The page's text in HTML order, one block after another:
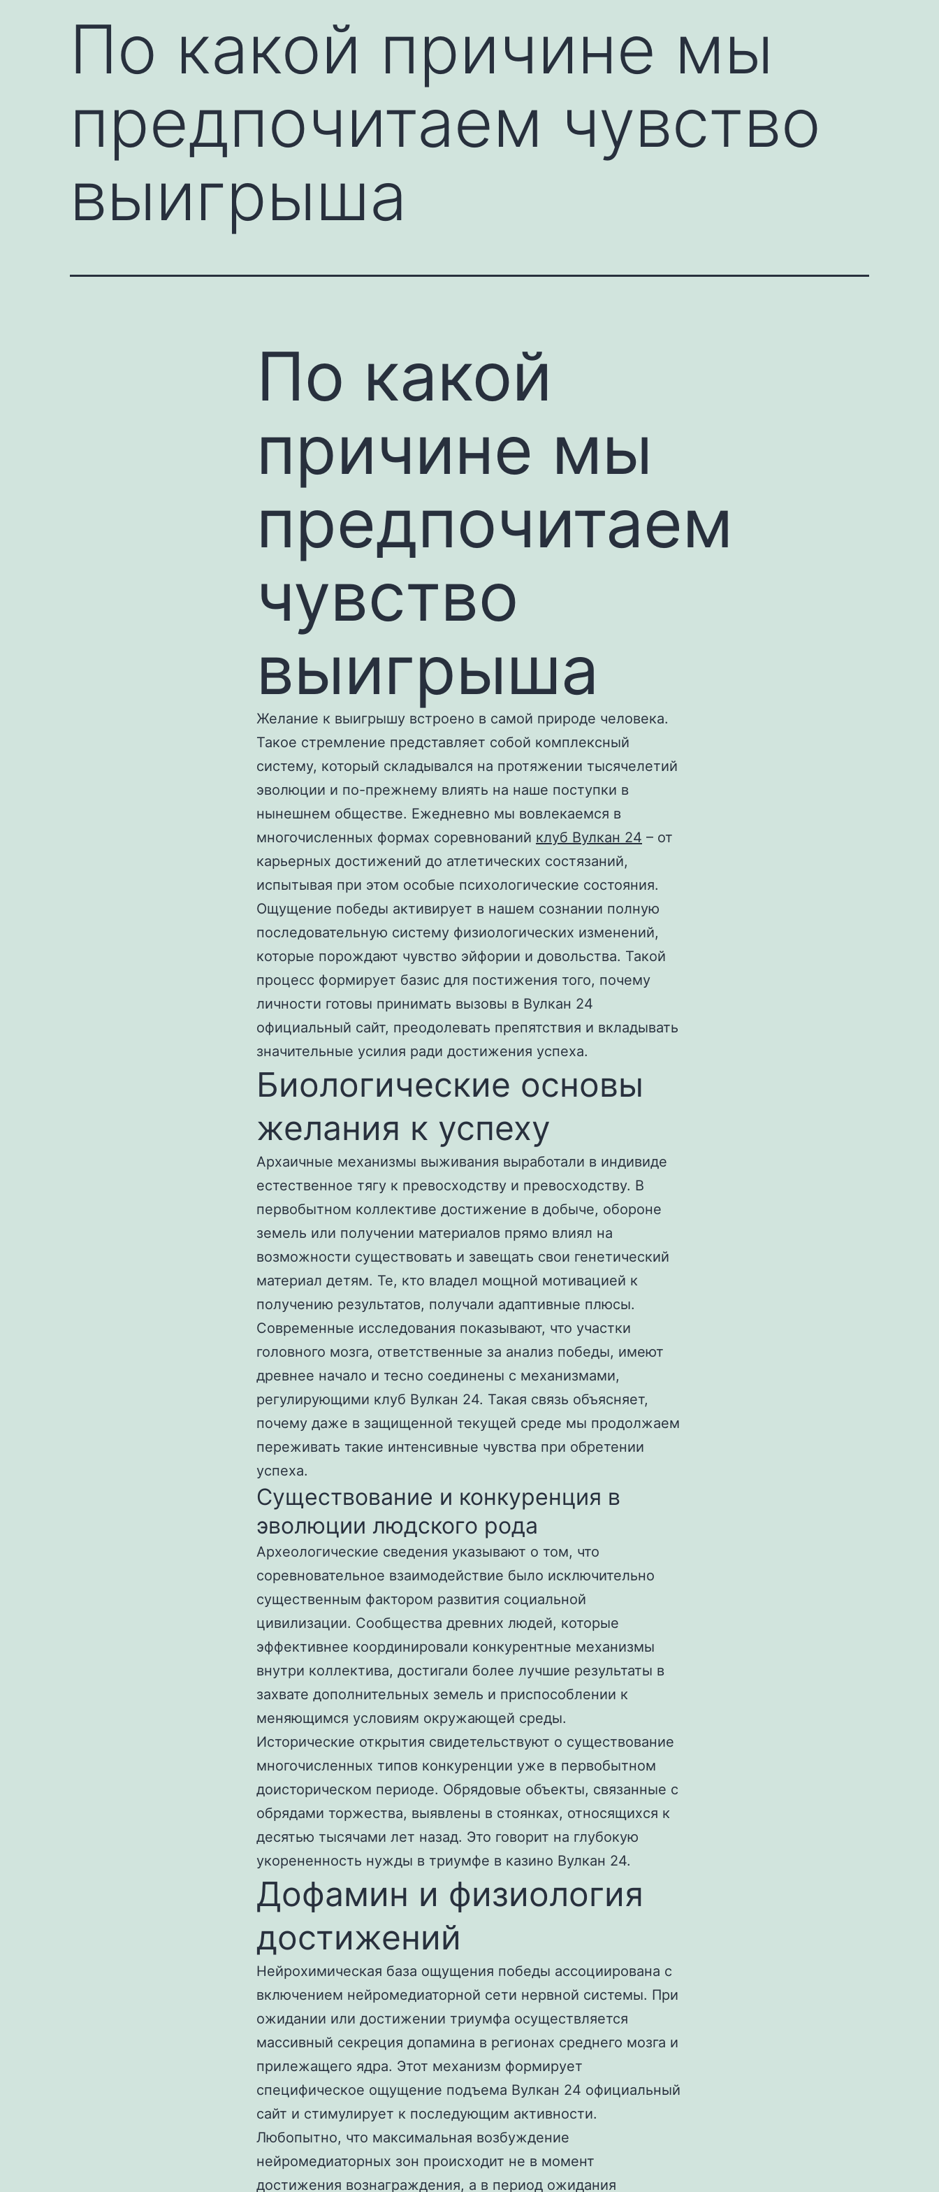
По какой причине мы
предпочитаем чувство
выигрыша
По какой
причине мы
предпочитаем
чувство
выигрыша
Желание к выигрышу встроено в самой природе человека.
Такое стремление представляет собой комплексный
систему, который складывался на протяжении тысячелетий
эволюции и по-прежнему влиять на наше поступки в
нынешнем обществе. Ежедневно мы вовлекаемся в
многочисленных формах соревнований клуб Вулкан 24 – от
карьерных достижений до атлетических состязаний,
испытывая при этом особые психологические состояния.
Ощущение победы активирует в нашем сознании полную
последовательную систему физиологических изменений,
которые порождают чувство эйфории и довольства. Такой
процесс формирует базис для постижения того, почему
личности готовы принимать вызовы в Вулкан 24
официальный сайт, преодолевать препятствия и вкладывать
значительные усилия ради достижения успеха.
Биологические основы
желания к успеху
Архаичные механизмы выживания выработали в индивиде
естественное тягу к превосходству и превосходству. В
первобытном коллективе достижение в добыче, обороне
земель или получении материалов прямо влиял на
возможности существовать и завещать свои генетический
материал детям. Те, кто владел мощной мотивацией к
получению результатов, получали адаптивные плюсы.
Современные исследования показывают, что участки
головного мозга, ответственные за анализ победы, имеют
древнее начало и тесно соединены с механизмами,
регулирующими клуб Вулкан 24. Такая связь объясняет,
почему даже в защищенной текущей среде мы продолжаем
переживать такие интенсивные чувства при обретении
успеха.
Существование и конкуренция в
эволюции людского рода
Археологические сведения указывают о том, что
соревновательное взаимодействие было исключительно
существенным фактором развития социальной
цивилизации. Сообщества древних людей, которые
эффективнее координировали конкурентные механизмы
внутри коллектива, достигали более лучшие результаты в
захвате дополнительных земель и приспособлении к
меняющимся условиям окружающей среды.
Исторические открытия свидетельствуют о существование
многочисленных типов конкуренции уже в первобытном
доисторическом периоде. Обрядовые объекты, связанные с
обрядами торжества, выявлены в стоянках, относящихся к
десятью тысячами лет назад. Это говорит на глубокую
укорененность нужды в триумфе в казино Вулкан 24.
Дофамин и физиология
достижений
Нейрохимическая база ощущения победы ассоциирована с
включением нейромедиаторной сети нервной системы. При
ожидании или достижении триумфа осуществляется
массивный секреция допамина в регионах среднего мозга и
прилежащего ядра. Этот механизм формирует
специфическое ощущение подъема Вулкан 24 официальный
сайт и стимулирует к последующим активности.
Любопытно, что максимальная возбуждение
нейромедиаторных зон происходит не в момент
достижения вознаграждения, а в период ожидания